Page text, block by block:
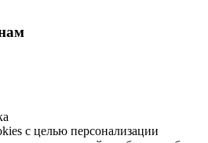
с целью персонализации